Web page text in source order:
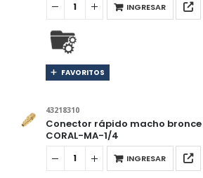
INGRESAR
FAVORITOS
43218310
Conector rápido macho bronce
CORAL-MA-1/4
INGRESAR